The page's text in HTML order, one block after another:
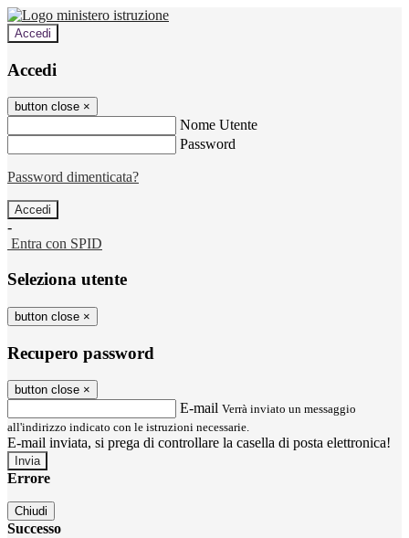
Accedi
Accedi
button close ×
Nome Utente
Password
Password dimenticata?
-
Entra con SPID
Seleziona utente
button close ×
Recupero password
button close ×
E-mail Verrà inviato un messaggio
all'indirizzo indicato con le istruzioni necessarie.
E-mail inviata, si prega di controllare la casella di posta elettronica!
Errore
Chiudi
Successo